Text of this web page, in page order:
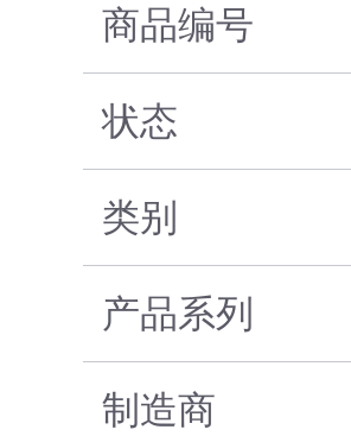
商品编号
状态
类别
产品系列
制造商